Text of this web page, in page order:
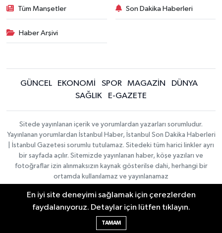
Tüm Manşetler Son Dakika Haberleri
Haber Arşivi
GÜNCEL EKONOMİ SPOR MAGAZİN
DÜNYA
SAĞLIK
E-GAZETE
Sitede yayınlanan içerik ve yorumlardan yazarları sorumludur.
Yayınlanan yorumlardan İstanbul Haber, İstanbul Son Dakika Haberleri
| İstanbul Gazetesi sorumlu tutulamaz. Sitedeki tüm harici linkler ayrı
bir sayfada açılır. Sitemizde yayınlanan haber, köşe yazıları ve
fotoğraflar izin alınmaksızın kaynak gösterilse dahi, herhangi bir
ortamda kullanılamaz ve yayınlanamaz
İletişim
Künye
KURUMSAL
Haber Yazılımı:TE Bilişim |
Copyright © 2026
En iyi site deneyimi sağlamak için çerezlerden
faydalanıyoruz. Detaylar için lütfen tıklayın.
TAMAM